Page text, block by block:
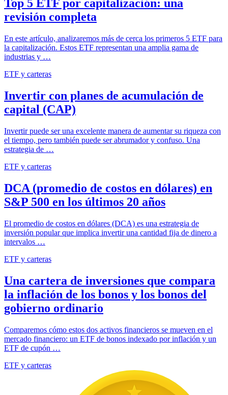
Top 5 ETF por capitalización: una
revisión completa
En este artículo, analizaremos más de cerca los primeros 5 ETF para
la capitalización. Estos ETF representan una amplia gama de
industrias y …
ETF y carteras
Invertir con planes de acumulación de
capital (CAP)
Invertir puede ser una excelente manera de aumentar su riqueza con
el tiempo, pero también puede ser abrumador y confuso. Una
estrategia de …
ETF y carteras
DCA (promedio de costos en dólares) en
S&P 500 en los últimos 20 años
El promedio de costos en dólares (DCA) es una estrategia de
inversión popular que implica invertir una cantidad fija de dinero a
intervalos …
ETF y carteras
Una cartera de inversiones que compara
la inflación de los bonos y los bonos del
gobierno ordinario
Comparemos cómo estos dos activos financieros se mueven en el
mercado financiero: un ETF de bonos indexado por inflación y un
ETF de cupón …
ETF y carteras